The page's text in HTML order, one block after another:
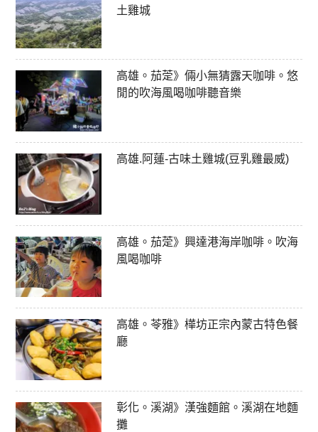
土雞城
高雄。茄萣》倆小無猜露天咖啡。悠
閒的吹海風喝咖啡聽音樂
高雄.阿蓮-古味土雞城(豆乳雞最威)
高雄。茄萣》興達港海岸咖啡。吹海
風喝咖啡
高雄。苓雅》樺坊正宗內蒙古特色餐
廳
彰化。溪湖》漢強麵館。溪湖在地麵
攤